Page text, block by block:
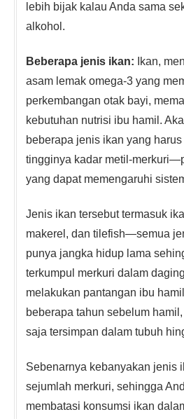
lebih bijak kalau Anda sama
alkohol.
Beberapa jenis ikan:
Ikan,
asam lemak omega-3 yang
perkembangan otak bayi,
kebutuhan nutrisi ibu hamil.
beberapa jenis ikan yang
tingginya kadar metil-
yang dapat memengaruhi
Jenis ikan tersebut termasuk
makerel, dan tilefish—semua
punya jangka hidup lama
terkumpul merkuri dalam
melakukan pantangan ibu
beberapa tahun sebelum
saja tersimpan dalam tubuh
Sebenarnya kebanyakan jenis
sejumlah merkuri, sehingga
membatasi konsumsi ikan